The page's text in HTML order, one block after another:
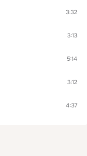
3:32
3:13
5:14
3:12
4:37